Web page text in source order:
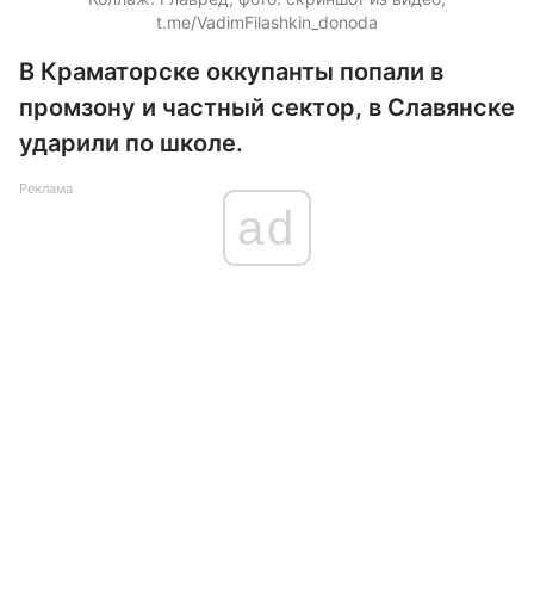
t.me/VadimFilashkin_donoda
В Краматорске оккупанты попали в
промзону и частный сектор, в Славянске
ударили по школе.
Реклама
ad